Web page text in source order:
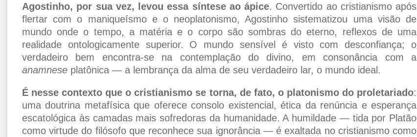
Agostinho, por sua vez, levou essa síntese ao ápice. Convertido ao cristianismo após
flertar com o maniqueísmo e o neoplatonismo, Agostinho sistematizou uma visão de
mundo onde o tempo, a matéria e o corpo são sombras do eterno, reflexos de uma
realidade ontologicamente superior. O mundo sensível é visto com desconfiança; o
verdadeiro bem encontra-se na contemplação do divino, em consonância com a
anamnese platônica — a lembrança da alma de seu verdadeiro lar, o mundo ideal.
É nesse contexto que o cristianismo se torna, de fato, o platonismo do proletariado:
uma doutrina metafísica que oferece consolo existencial, ética da renúncia e esperança
escatológica às camadas mais sofredoras da humanidade. A humildade — tida por Platão
como virtude do filósofo que reconhece sua ignorância — é exaltada no cristianismo como